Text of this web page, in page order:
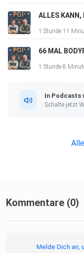
1 Stunde 11
66 MAL
1 Stunde 8
In Podcasts
Schalte jetzt
Kommentare (0)
Melde Dich an,